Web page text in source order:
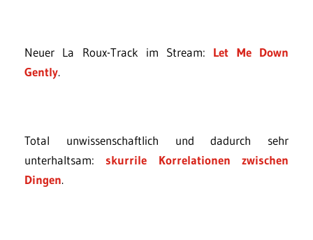
Neuer La Roux-Track im Stream: Let Me Down
Gently.
Total unwissenschaftlich und dadurch sehr
unterhaltsam: skurrile Korrelationen zwischen
Dingen.